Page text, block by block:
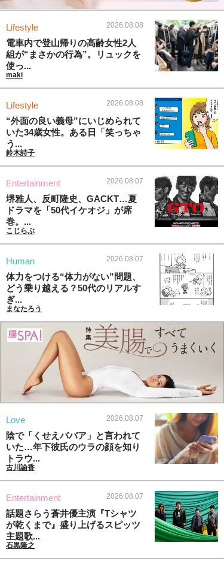
Lifestyle 2026.08.08
電車内で登山帰りの高齢女性2人
組が“まさかの行為”。リュックを
使っ...
maki
Lifestyle 2026.08.08
“外面の良い義母”にいじめられて
いた34歳女性。ある日「笑っちゃ
う...
鈴木詩子
Entertainment 2026.08.07
堺雅人、反町隆史、GACKT…夏
ドラマを「50代イケオジ」が席
巻。...
こじらぶ
Human 2026.08.07
体力をつける“体力がない”問題、
どう乗り越える？50代のリアルす
ぎ...
まなたろう
Love 2026.08.07
陰で「くせえババア」と言われて
いた…年下彼氏のウラの顔を知り
トラウ...
古川諭香
Entertainment 2026.08.07
話題さらう蒼井優主演『Tシャツ
が乾くまで』盛り上げるスピッツ
主題歌...
石黒隆之